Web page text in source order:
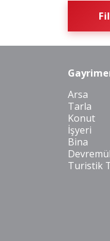
Arsa
Tarla
Konut
İşyeri
Bina
Turistik